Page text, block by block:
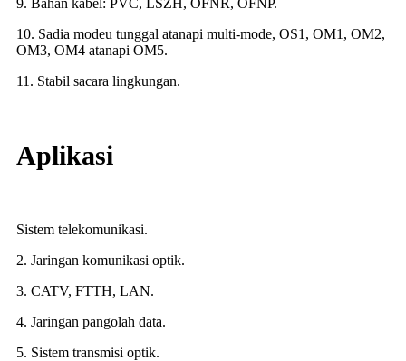
10. Sadia modeu tunggal atanapi multi-mode, OS1, OM1, OM2,
OM3, OM4 atanapi OM5.
11. Stabil sacara lingkungan.
Aplikasi
Sistem telekomunikasi.
2. Jaringan komunikasi optik.
3. CATV, FTTH, LAN.
4. Jaringan pangolah data.
5. Sistem transmisi optik.